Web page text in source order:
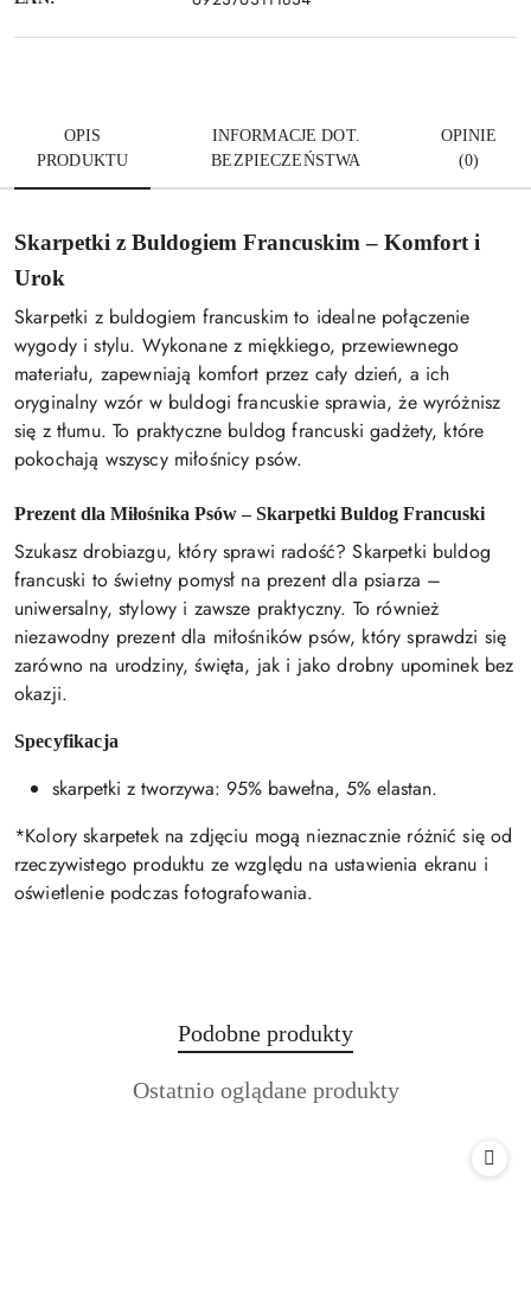
OPIS
PRODUKTU
INFORMACJE DOT.
BEZPIECZEŃSTWA
OPINIE
(0)
Skarpetki z Buldogiem Francuskim – Komfort i
Urok
Skarpetki z buldogiem francuskim to idealne połączenie
wygody i stylu. Wykonane z miękkiego, przewiewnego
materiału, zapewniają komfort przez cały dzień, a ich
oryginalny wzór w buldogi francuskie sprawia, że wyróżnisz
się z tłumu. To praktyczne buldog francuski gadżety, które
pokochają wszyscy miłośnicy psów.
Prezent dla Miłośnika Psów – Skarpetki Buldog Francuski
Szukasz drobiazgu, który sprawi radość? Skarpetki buldog
francuski to świetny pomysł na prezent dla psiarza –
uniwersalny, stylowy i zawsze praktyczny. To również
niezawodny prezent dla miłośników psów, który sprawdzi się
zarówno na urodziny, święta, jak i jako drobny upominek bez
okazji.
Specyfikacja
skarpetki z tworzywa: 95% bawełna, 5% elastan.
*Kolory skarpetek na zdjęciu mogą nieznacznie różnić się od
rzeczywistego produktu ze względu na ustawienia ekranu i
oświetlenie podczas fotografowania.
Pomiń karuzelę produktów
Produkty
o
statusie:
Podobne produkty
Produkty
Ostatnio oglądane produkty